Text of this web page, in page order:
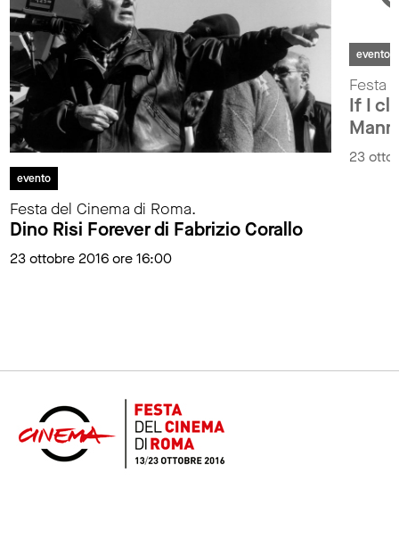
evento
Festa del Cinema di Roma.
Dino Risi Forever di Fabrizio Corallo
23 ottobre 2016 ore 16:00
evento
Festa
If I
23